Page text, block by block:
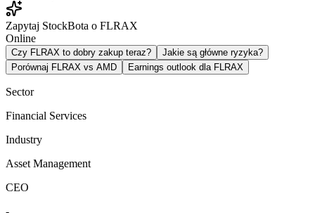
Zapytaj StockBota o FLRAX
Online
Czy FLRAX to dobry zakup teraz?
Jakie są główne ryzyka?
Porównaj FLRAX vs AMD
Earnings outlook dla FLRAX
Sector
Financial Services
Industry
Asset Management
CEO